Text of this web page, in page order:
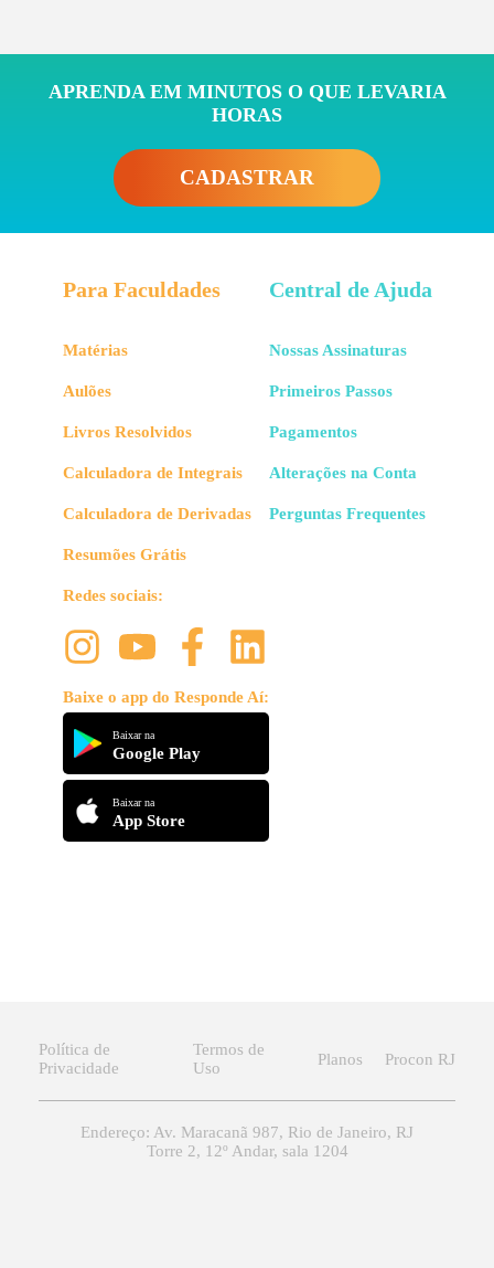
APRENDA EM MINUTOS O QUE LEVARIA
HORAS
CADASTRAR
Para Faculdades
Matérias
Aulões
Livros Resolvidos
Calculadora de Integrais
Calculadora de Derivadas
Resumões Grátis
Redes sociais:
Baixe o app do Responde Aí:
Baixar na
Google Play
Baixar na
App Store
Central de Ajuda
Nossas Assinaturas
Primeiros Passos
Pagamentos
Alterações na Conta
Perguntas Frequentes
Política de
Privacidade
Termos de
Uso
Planos Procon RJ
Endereço: Av. Maracanã 987, Rio de Janeiro, RJ
Torre 2, 12º Andar, sala 1204